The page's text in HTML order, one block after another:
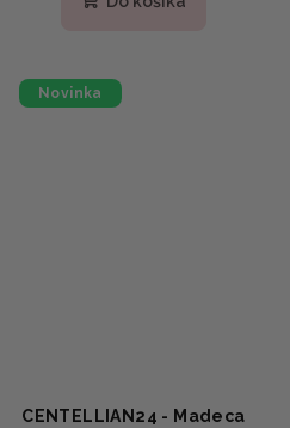
Novinka
CENTELLIAN24 - Madeca